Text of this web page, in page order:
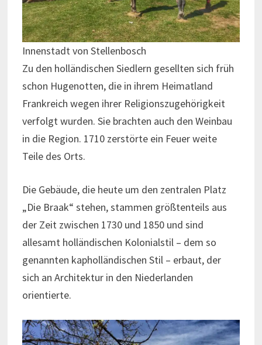
Innenstadt von Stellenbosch
Zu den holländischen Siedlern gesellten sich früh
schon Hugenotten, die in ihrem Heimatland
Frankreich wegen ihrer Religionszugehörigkeit
verfolgt wurden. Sie brachten auch den Weinbau
in die Region. 1710 zerstörte ein Feuer weite
Teile des Orts.
Die Gebäude, die heute um den zentralen Platz
„Die Braak“ stehen, stammen größtenteils aus
der Zeit zwischen 1730 und 1850 und sind
allesamt holländischen Kolonialstil – dem so
genannten kapholländischen Stil – erbaut, der
sich an Architektur in den Niederlanden
orientierte.